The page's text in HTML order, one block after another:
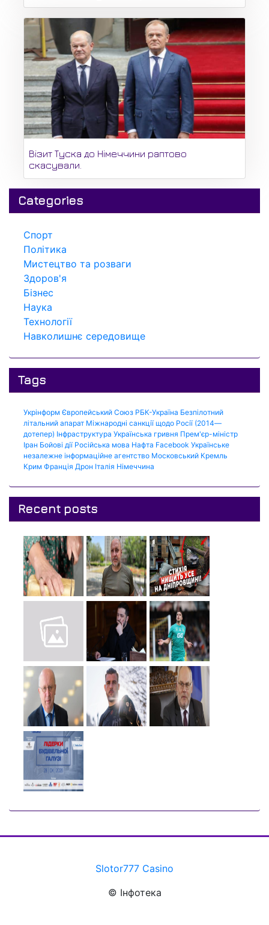
Візит Туска до Німеччини раптово
скасували.
Categories
Спорт
Політика
Мистецтво та розваги
Здоров'я
Бізнес
Наука
Технології
Навколишнє середовище
Tags
Укрінформ Європейський Союз РБК-Україна Безпілотний
літальний апарат Міжнародні санкції щодо Росії (2014—
дотепер) Інфраструктура Українська гривня Прем'єр-міністр
Іран Бойові дії Російська мова Нафта Facebook Українське
незалежне інформаційне агентство Московський Кремль
Крим Франція Дрон Італія Німеччина
Recent posts
Slotor777 Casino
© Інфотека